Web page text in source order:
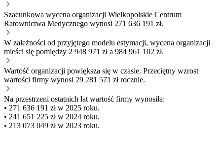
Szacunkowa wycena organizacji Wielkopolskie Centrum
Ratownictwa Medycznego wynosi 271 636 191 zł.
W zależności od przyjętego modelu estymacji, wycena organizacji
mieści się pomiędzy 2 948 971 zł a 984 961 102 zł.
Wartość organizacji powiększa się w czasie. Przeciętny wzrost
wartości firmy wynosi 29 281 571 zł rocznie.
Na przestrzeni ostatnich lat wartość firmy wynosiła:
• 271 636 191 zł w 2025 roku.
• 241 651 225 zł w 2024 roku.
• 213 073 049 zł w 2023 roku.